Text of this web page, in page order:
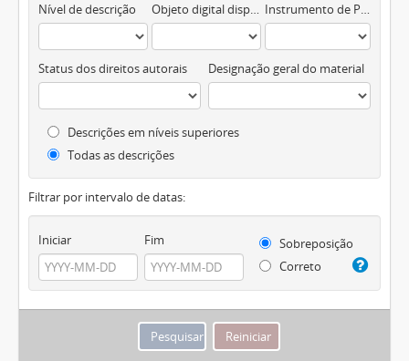
Nível de descrição Objeto digital disponível Instrumento de Pesquisa
Status dos direitos autorais Designação geral do material
Descrições em níveis superiores
Todas as descrições
Filtrar por intervalo de datas:
Iniciar Fim
Sobreposição
Correto